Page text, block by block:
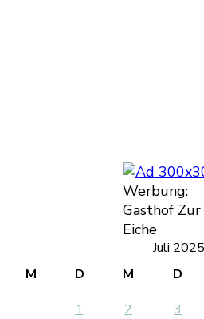
Werbung:
Gasthof Zur
Eiche
Juli 2025
M
D M D
1
2 3